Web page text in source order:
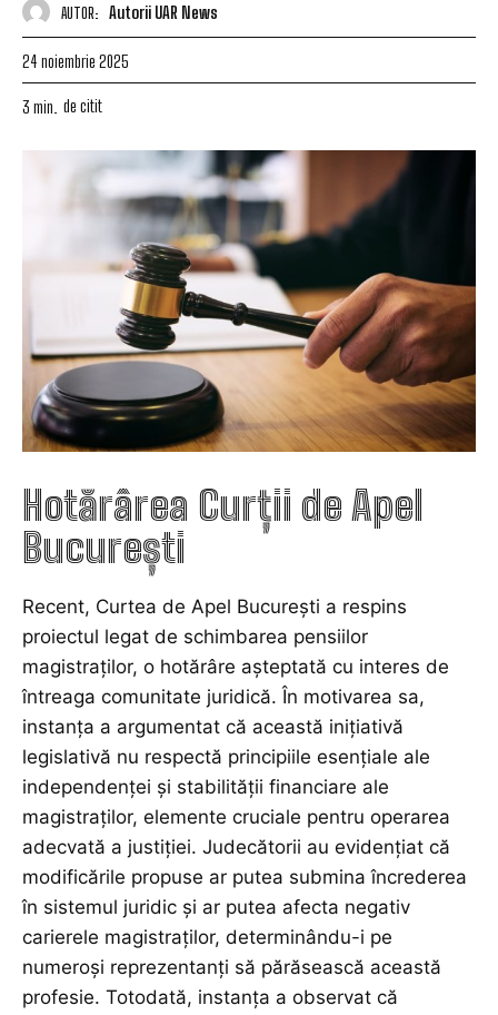
AUTOR: Autorii UAR News
24 noiembrie 2025
3 min. de citit
Hotărârea Curții de Apel
București
Recent, Curtea de Apel București a respins
proiectul legat de schimbarea pensiilor
magistraților, o hotărâre așteptată cu interes de
întreaga comunitate juridică. În motivarea sa,
instanța a argumentat că această inițiativă
legislativă nu respectă principiile esențiale ale
independenței și stabilității financiare ale
magistraților, elemente cruciale pentru operarea
adecvată a justiției. Judecătorii au evidențiat că
modificările propuse ar putea submina încrederea
în sistemul juridic și ar putea afecta negativ
carierele magistraților, determinându-i pe
numeroși reprezentanți să părăsească această
profesie. Totodată, instanța a observat că